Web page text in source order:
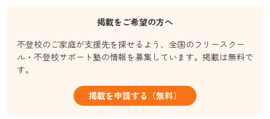
掲載をご希望の方へ
不登校のご家庭が支援先を探せるよう、全国のフリースクー
ル・不登校サポート塾の情報を募集しています。掲載は無料で
す。
掲載を申請する（無料）